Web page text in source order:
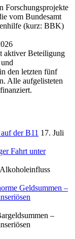
Forschungsprojekte
vom Bundesamt
(kurz: BBK)
aktiver Beteiligung
den letzten fünf
Alle aufgelisteten
der B11 17. Juli
Fahrt unter
Geldsummen –
–